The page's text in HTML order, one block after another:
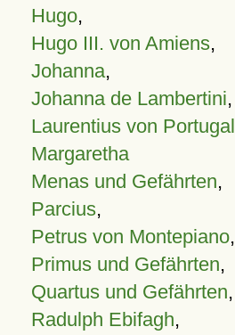
Hugo,
Hugo III. von Amiens,
Johanna,
Johanna de Lambertini,
Laurentius von Portugal
Margaretha
Menas und Gefährten,
Parcius,
Petrus von Montepiano,
Primus und Gefährten,
Quartus und Gefährten,
Radulph Ebifagh,